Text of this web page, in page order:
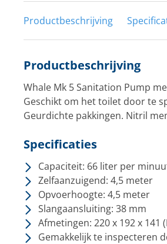
Productbeschrijving
Productbeschrijving
Whale Mk 5 Sanitation Pump
Geschikt om het toilet door te
Geurdichte pakkingen. Nitril
Specificaties
Capaciteit: 66 liter per
Zelfaanzuigend: 4,5 meter
Opvoerhoogte: 4,5 meter
Slangaansluiting: 38 mm
Afmetingen: 220 x 192 x 141
Gemakkelijk te inspecteren